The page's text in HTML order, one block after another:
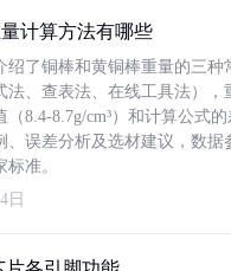
计算方法有哪些
绍了铜棒和黄铜棒重量的三种
法、查表法、在线工具法），
（8.4-8.7g/cm³）和计算公式
、误差分析及选材建议，数据
标准。
日